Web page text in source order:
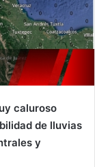
caluroso
de lluvias
y